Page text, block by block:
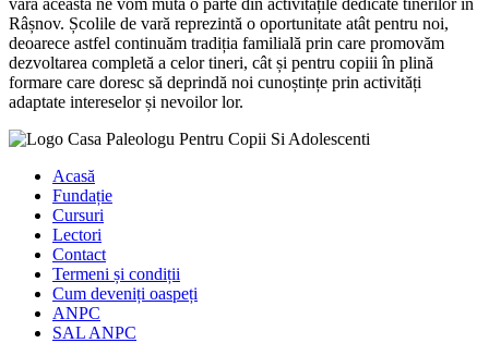
Râșnov. Școlile de vară reprezintă o oportunitate atât pentru noi,
deoarece astfel continuăm tradiția familială prin care promovăm
dezvoltarea completă a celor tineri, cât și pentru copiii în plină
formare care doresc să deprindă noi cunoștințe prin activități
adaptate intereselor și nevoilor lor.
Acasă
Fundație
Cursuri
Lectori
Contact
Termeni și condiții
Cum deveniți oaspeți
ANPC
SAL ANPC